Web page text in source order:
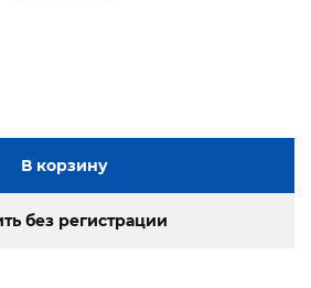
В корзину
без регистрации